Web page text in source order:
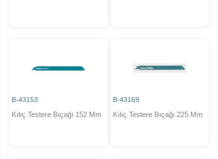
B-43153
Kılıç Testere Bıçağı 152 Mm
B-43169
Kılıç Testere Bıçağı 225 Mm